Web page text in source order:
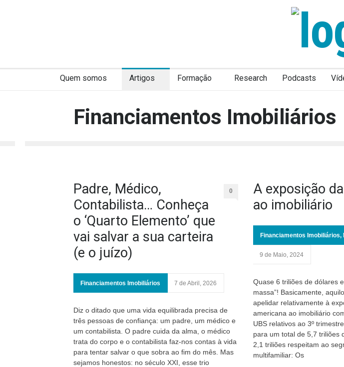
Quem somos Artigos Formação Research Podcasts
Financiamentos Imobiliários
Padre, Médico,
Contabilista… Conheça
o ‘Quarto Elemento’ que
vai salvar a sua carteira
(e o juízo)
0
Financiamentos Imobiliários 7 de Abril, 2026
Diz o ditado que uma vida equilibrada precisa de
três pessoas de confiança: um padre, um médico e
um contabilista. O padre cuida da alma, o médico
trata do corpo e o contabilista faz-nos contas à vida
para tentar salvar o que sobra ao fim do mês. Mas
sejamos honestos: no século XXI, esse trio
A exposição
ao imobiliário
Financiamentos Imobiliários,
9 de Maio, 2024
Quase 6 triliões de dólares
massa”! Basicamente,
apelidar relativamente à
americana ao imobiliário
UBS relativos ao 3º
para um total de 5,7 triliões
2,1 triliões respeitam ao
multifamiliar: Os